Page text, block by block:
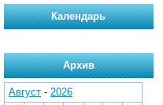
Календарь
Архив
Август - 2026